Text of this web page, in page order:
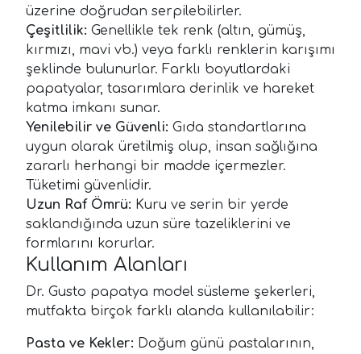
üzerine doğrudan serpilebilirler.
Çeşitlilik: Genellikle tek renk (altın, gümüş,
kırmızı, mavi vb.) veya farklı renklerin karışımı
şeklinde bulunurlar. Farklı boyutlardaki
papatyalar, tasarımlara derinlik ve hareket
katma imkanı sunar.
Yenilebilir ve Güvenli: Gıda standartlarına
uygun olarak üretilmiş olup, insan sağlığına
zararlı herhangi bir madde içermezler.
Tüketimi güvenlidir.
Uzun Raf Ömrü: Kuru ve serin bir yerde
saklandığında uzun süre tazeliklerini ve
formlarını korurlar.
Kullanım Alanları
Dr. Gusto papatya model süsleme şekerleri,
mutfakta birçok farklı alanda kullanılabilir:
Pasta ve Kekler: Doğum günü pastalarının,